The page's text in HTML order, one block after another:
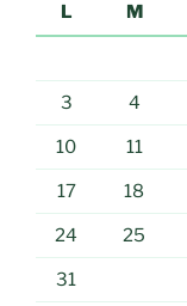
L
M
3 4
10 11
17 18
24 25
31